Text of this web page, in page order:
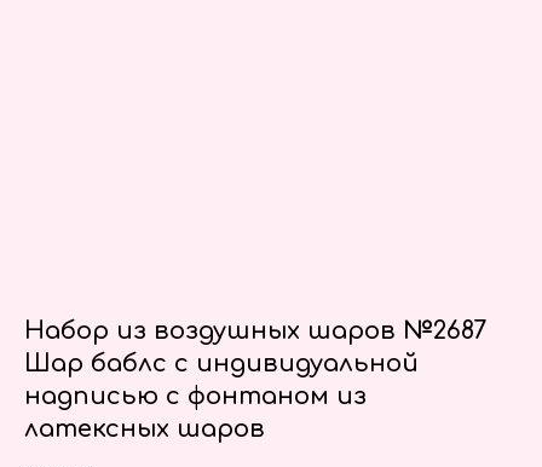
Набор из воздушных шаров №2687
Шар баблс с индивидуальной
надписью с фонтаном из
латексных шаров